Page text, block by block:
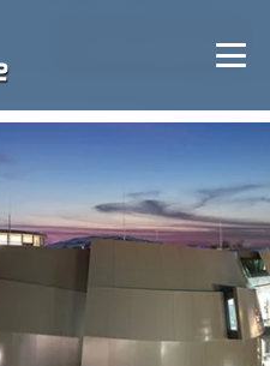
🔍 Bild vergrößern